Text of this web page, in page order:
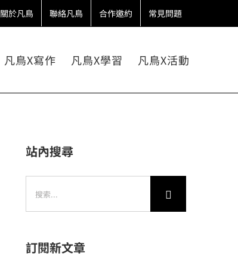
關於凡鳥 聯絡凡鳥 合作邀約 常見問題
凡鳥X寫作 凡鳥X學習 凡鳥X活動
站內搜尋
訂閱新文章